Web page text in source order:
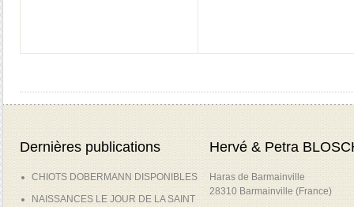
Dernières publications
CHIOTS DOBERMANN DISPONIBLES
NAISSANCES LE JOUR DE LA SAINT
Hervé & Petra
Haras de Barmainville
28310 Barmainville (France)